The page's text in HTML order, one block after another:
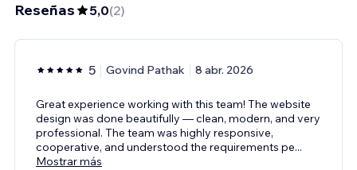
Reseñas 5,0(2)
5 Govind Pathak 8 abr. 2026
Great experience working with this team! The website
design was done beautifully — clean, modern, and very
professional. The team was highly responsive,
cooperative, and understood the requirements pe...
Mostrar más